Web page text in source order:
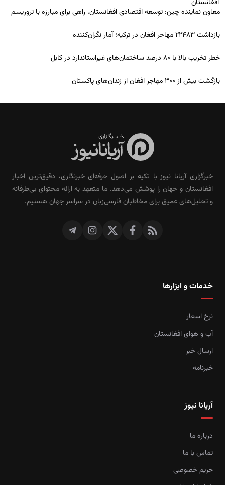
معاون نماینده چین: توسعه اقتصادی افغانستان، راهی برای مبارزه با تروریسم
بازداشت ۲۲۴۸۳ مهاجر افغان در ترکیه؛ آمار نگران‌کننده
خطر تخریب بالا با ۸۰ درصد ساختمان‌های غیراستاندارد در کابل
بازگشت بیش از ۳۰۰ مهاجر افغان از زندان‌های پاکستان
خبرگزاری آریانا نیوز با تکیه بر اصول حرفه‌ای خبرنگاری، دقیق‌ترین اخبار
افغانستان و جهان را پوشش می‌دهد. ما متعهد به ارائه محتوای بی‌طرفانه
و تحلیل‌های عمیق برای مخاطبان فارسی‌زبان در سراسر جهان هستیم.
خدمات و ابزارها
نرخ اسعار
آب و هوای افغانستان
ارسال خبر
خبرنامه
آریانا نیوز
درباره ما
تماس با ما
حریم خصوصی